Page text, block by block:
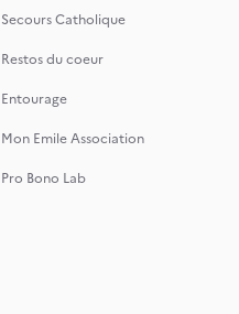
Secours Catholique
Restos du coeur
Entourage
Mon Emile Association
Pro Bono Lab